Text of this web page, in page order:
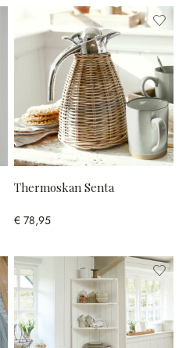
Thermoskan Senta
€ 78,95